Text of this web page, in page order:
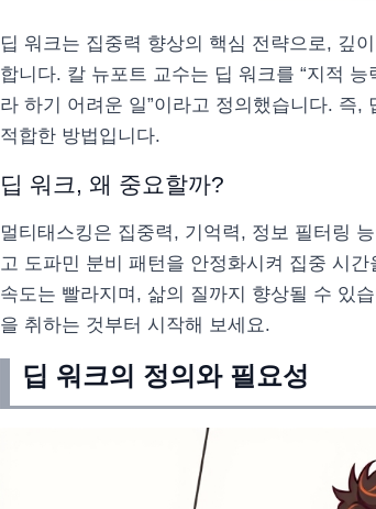
딥 워크는 집중력 향상의 핵심 전략으로, 깊
합니다. 칼 뉴포트 교수는 딥 워크를 “지적
라 하기 어려운 일”이라고 정의했습니다. 즉
적합한 방법입니다.
딥 워크, 왜 중요할까?
멀티태스킹은 집중력, 기억력, 정보 필터링
고 도파민 분비 패턴을 안정화시켜 집중 시
속도는 빨라지며, 삶의 질까지 향상될 수 있
을 취하는 것부터 시작해 보세요.
딥 워크의 정의와 필요성